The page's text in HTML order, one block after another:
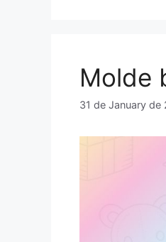
Molde
31 de January de